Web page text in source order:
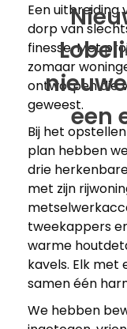
een
Een uitbreiding
dorp van
finesse. Met
zomaar
ontworpen die
geweest.
Bij het
plan hebben
drie
met zijn
tweekappers
warme
kavels. Elk met
samen één
We hebben